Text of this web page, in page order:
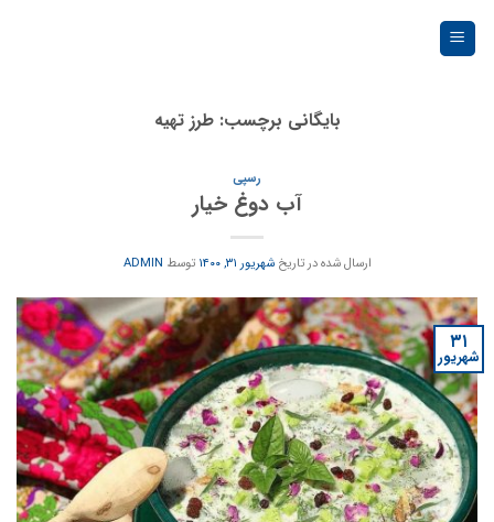
بایگانی برچسب:طرز تهیه
رسپی
آب دوغ خیار
ارسال شده در تاریخشهریور ۳۱, ۱۴۰۰ توسط ADMIN
۳۱
شهریور